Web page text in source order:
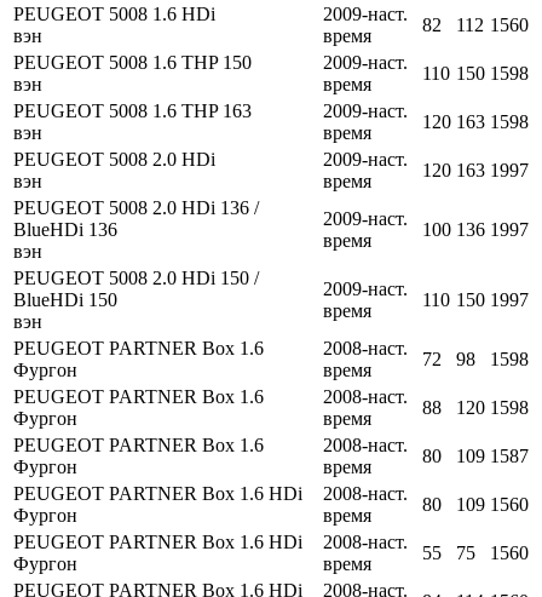
PEUGEOT 5008 1.6 HDi
вэн
2009-наст.
время
82 112 1560
PEUGEOT 5008 1.6 THP 150
вэн
2009-наст.
время
110 150 1598
PEUGEOT 5008 1.6 THP 163
вэн
2009-наст.
время
120 163 1598
PEUGEOT 5008 2.0 HDi
вэн
2009-наст.
время
120 163 1997
PEUGEOT 5008 2.0 HDi 136 /
BlueHDi 136
вэн
2009-наст.
время
100 136 1997
PEUGEOT 5008 2.0 HDi 150 /
BlueHDi 150
вэн
2009-наст.
время
110 150 1997
PEUGEOT PARTNER Box 1.6
Фургон
2008-наст.
время
72 98
1598
PEUGEOT PARTNER Box 1.6
Фургон
2008-наст.
время
88 120 1598
PEUGEOT PARTNER Box 1.6
Фургон
2008-наст.
время
80 109 1587
PEUGEOT PARTNER Box 1.6 HDi
Фургон
2008-наст.
время
80 109 1560
PEUGEOT PARTNER Box 1.6 HDi
Фургон
2008-наст.
время
55 75
1560
PEUGEOT PARTNER Box 1.6 HDi
2008-наст.